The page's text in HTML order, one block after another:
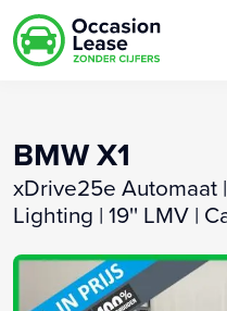
BMW X1
xDrive25e Automaat
Lighting | 19'' LMV |